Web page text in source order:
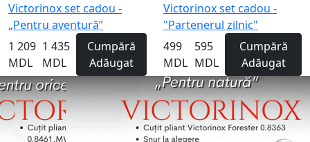
Victorinox set cadou -
„Pentru aventură”
1 209
MDL
1 435
MDL
Cumpără
Adăugat
Victorinox set cadou -
"Partenerul zilnic"
499
MDL
595
MDL
Cumpără
Adăugat